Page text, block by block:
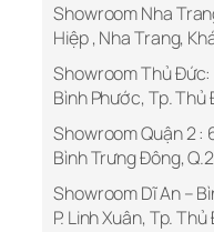
Showroom Nha
Hiệp , Nha Trang,
Showroom Thủ Đức:
Bình Phước, Tp. Thủ
Showroom Quận 2 :
Bình Trưng Đông,
Showroom Dĩ An –
P. Linh Xuân, Tp.